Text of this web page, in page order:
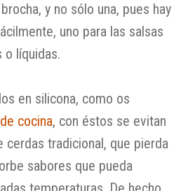
y no sólo una, pues hay
uno para las salsas
o líquidas.
en silicona, como os
cocina, con éstos se evitan
cerdas tradicional, que pierda
sabores que pueda